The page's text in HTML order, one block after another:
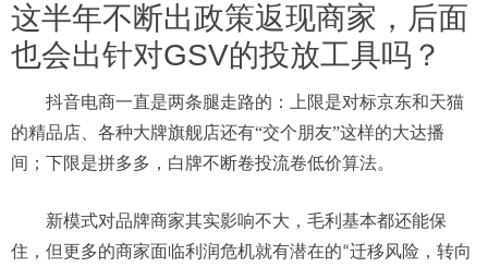
这半年不断出政策返现商家，后面
也会出针对GSV的投放工具吗？
抖音电商一直是两条腿走路的：上限是对标京东和天猫
的精品店、各种大牌旗舰店还有“交个朋友”这样的大达播
间；下限是拼多多，白牌不断卷投流卷低价算法。
新模式对品牌商家其实影响不大，毛利基本都还能保
住，但更多的商家面临利润危机就有潜在的“迁移风险 ， 转向